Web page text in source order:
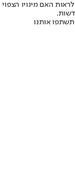
האם מינויו הצפוי
אותנו